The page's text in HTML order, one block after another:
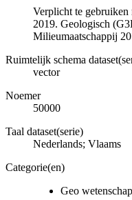
Verplicht te
2019. Geologisch
Milieumaatschappij
Ruimtelijk schema
vector
Noemer
50000
Taal dataset(serie)
Nederlands; Vlaams
Categorie(en)
Geo